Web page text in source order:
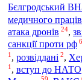
Бєлгродський
медичного
атака дронів 24,
санкції проти рф
1 , розвіддані 2,
1 , вступ до НАТО